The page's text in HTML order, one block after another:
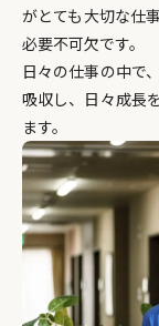
がとても大切な仕
必要不可欠です。
日々の仕事の中で
吸収し、日々成長
ます。